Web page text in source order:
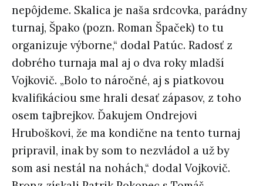
nepôjdeme. Skalica je naša srdcovka, parádny
turnaj, Špako (pozn. Roman Špaček) to tu
organizuje výborne,“ dodal Patúc. Radosť z
dobrého turnaja mal aj o dva roky mladší
Vojkovič. „Bolo to náročné, aj s piatkovou
kvalifikáciou sme hrali desať zápasov, z toho
osem tajbrejkov. Ďakujem Ondrejovi
Hruboškovi, že ma kondične na tento turnaj
pripravil, inak by som to nezvládol a už by
som asi nestál na nohách,“ dodal Vojkovič.